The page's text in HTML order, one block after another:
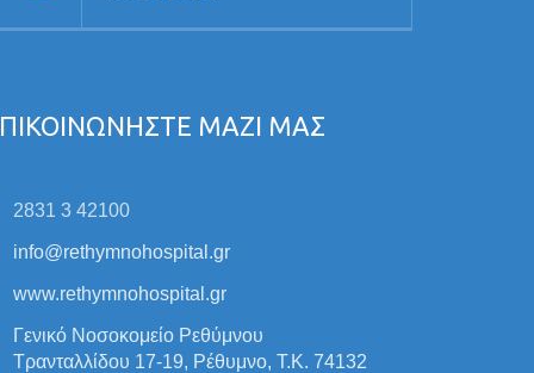
ΜΑΖΙ ΜΑΣ
2831 3 42100
info@rethymnohospital.gr
www.rethymnohospital.gr
Γενικό Νοσοκομείο Ρεθύμνου
Τρανταλλίδου 17-19, Ρέθυμνο, Τ.Κ. 74132